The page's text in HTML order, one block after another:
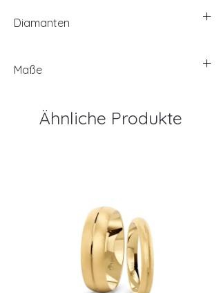
Diamanten
Maße
Ähnliche Produkte